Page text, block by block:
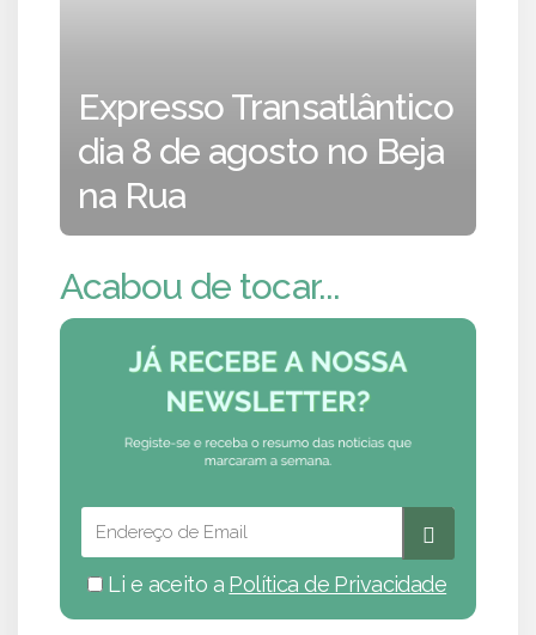
Expresso Transatlântico
dia 8 de agosto no Beja
na Rua
Acabou de tocar...
Li e aceito a Política de Privacidade